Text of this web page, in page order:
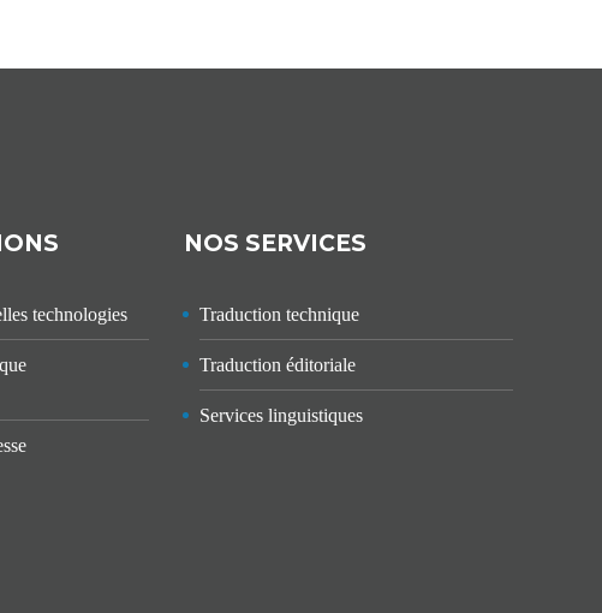
technologies
NOS SERVICES
Traduction technique
Traduction éditoriale
Services linguistiques